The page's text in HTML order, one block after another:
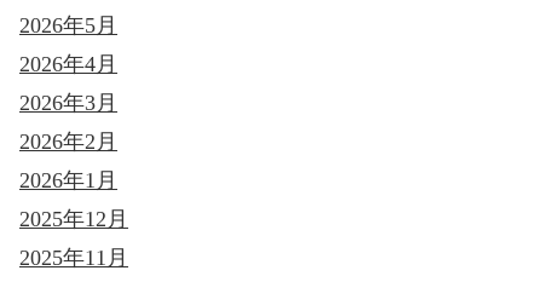
2026年5月
2026年4月
2026年3月
2026年2月
2026年1月
2025年12月
2025年11月